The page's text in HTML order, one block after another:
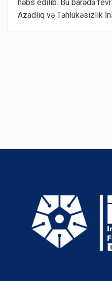
həbs edilib. Bu barədə
Azadlıq və Təhlükəsizlik